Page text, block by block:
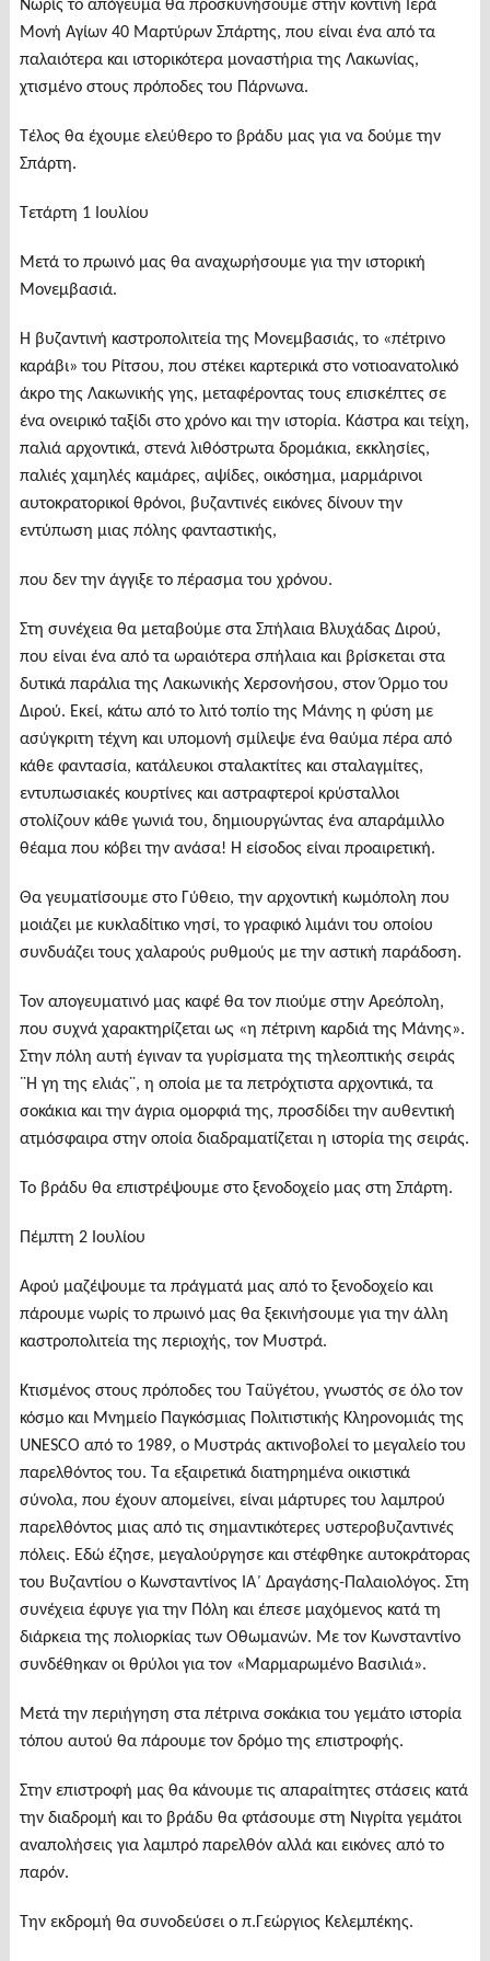
Νωρίς το απόγευμα θα προσκυνήσουμε στην κοντινή Ιερά
Μονή Αγίων 40 Μαρτύρων Σπάρτης, που είναι ένα από τα
παλαιότερα και ιστορικότερα μοναστήρια της Λακωνίας,
χτισμένο στους πρόποδες του Πάρνωνα.
Τέλος θα έχουμε ελεύθερο το βράδυ μας για να δούμε την
Σπάρτη.
Τετάρτη 1 Ιουλίου
Μετά το πρωινό μας θα αναχωρήσουμε για την ιστορική
Μονεμβασιά.
Η βυζαντινή καστροπολιτεία της Μονεμβασιάς, το «πέτρινο
καράβι» του Ρίτσου, που στέκει καρτερικά στο νοτιοανατολικό
άκρο της Λακωνικής γης, μεταφέροντας τους επισκέπτες σε
ένα ονειρικό ταξίδι στο χρόνο και την ιστορία. Κάστρα και τείχη,
παλιά αρχοντικά, στενά λιθόστρωτα δρομάκια, εκκλησίες,
παλιές χαμηλές καμάρες, αψίδες, οικόσημα, μαρμάρινοι
αυτοκρατορικοί θρόνοι, βυζαντινές εικόνες δίνουν την
εντύπωση μιας πόλης φανταστικής,
που δεν την άγγιξε το πέρασμα του χρόνου.
Στη συνέχεια θα μεταβούμε στα Σπήλαια Βλυχάδας Διρού,
που είναι ένα από τα ωραιότερα σπήλαια και βρίσκεται στα
δυτικά παράλια της Λακωνικής Χερσονήσου, στον Όρμο του
Διρού. Εκεί, κάτω από το λιτό τοπίο της Μάνης η φύση με
ασύγκριτη τέχνη και υπομονή σμίλεψε ένα θαύμα πέρα από
κάθε φαντασία, κατάλευκοι σταλακτίτες και σταλαγμίτες,
εντυπωσιακές κουρτίνες και αστραφτεροί κρύσταλλοι
στολίζουν κάθε γωνιά του, δημιουργώντας ένα απαράμιλλο
θέαμα που κόβει την ανάσα! Η είσοδος είναι προαιρετική.
Θα γευματίσουμε στο Γύθειο, την αρχοντική κωμόπολη που
μοιάζει με κυκλαδίτικο νησί, το γραφικό λιμάνι του οποίου
συνδυάζει τους χαλαρούς ρυθμούς με την αστική παράδοση.
Τον απογευματινό μας καφέ θα τον πιούμε στην Αρεόπολη,
που συχνά χαρακτηρίζεται ως «η πέτρινη καρδιά της Μάνης».
Στην πόλη αυτή έγιναν τα γυρίσματα της τηλεοπτικής σειράς
¨Η γη της ελιάς¨, η οποία με τα πετρόχτιστα αρχοντικά, τα
σοκάκια και την άγρια ομορφιά της, προσδίδει την αυθεντική
ατμόσφαιρα στην οποία διαδραματίζεται η ιστορία της σειράς.
Το βράδυ θα επιστρέψουμε στο ξενοδοχείο μας στη Σπάρτη.
Πέμπτη 2 Ιουλίου
Αφού μαζέψουμε τα πράγματά μας από το ξενοδοχείο και
πάρουμε νωρίς το πρωινό μας θα ξεκινήσουμε για την άλλη
καστροπολιτεία της περιοχής, τον Μυστρά.
Κτισμένος στους πρόποδες του Ταϋγέτου, γνωστός σε όλο τον
κόσμο και Μνημείο Παγκόσμιας Πολιτιστικής Κληρονομιάς της
UNESCO από το 1989, ο Μυστράς ακτινοβολεί το μεγαλείο του
παρελθόντος του. Τα εξαιρετικά διατηρημένα οικιστικά
σύνολα, που έχουν απομείνει, είναι μάρτυρες του λαμπρού
παρελθόντος μιας από τις σημαντικότερες υστεροβυζαντινές
πόλεις. Εδώ έζησε, μεγαλούργησε και στέφθηκε αυτοκράτορας
του Βυζαντίου ο Κωνσταντίνος ΙΑ΄ Δραγάσης-Παλαιολόγος. Στη
συνέχεια έφυγε για την Πόλη και έπεσε μαχόμενος κατά τη
διάρκεια της πολιορκίας των Οθωμανών. Με τον Κωνσταντίνο
συνδέθηκαν οι θρύλοι για τον «Μαρμαρωμένο Βασιλιά».
Μετά την περιήγηση στα πέτρινα σοκάκια του γεμάτο ιστορία
τόπου αυτού θα πάρουμε τον δρόμο της επιστροφής.
Στην επιστροφή μας θα κάνουμε τις απαραίτητες στάσεις κατά
την διαδρομή και το βράδυ θα φτάσουμε στη Νιγρίτα γεμάτοι
αναπολήσεις για λαμπρό παρελθόν αλλά και εικόνες από το
παρόν.
Την εκδρομή θα συνοδεύσει ο π.Γεώργιος Κελεμπέκης.